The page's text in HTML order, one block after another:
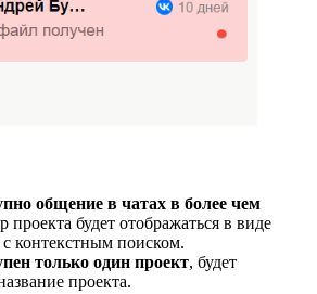
общение в чатах в более чем
проекта будет отображаться в виде
контекстным поиском.
только один проект, будет
проекта.